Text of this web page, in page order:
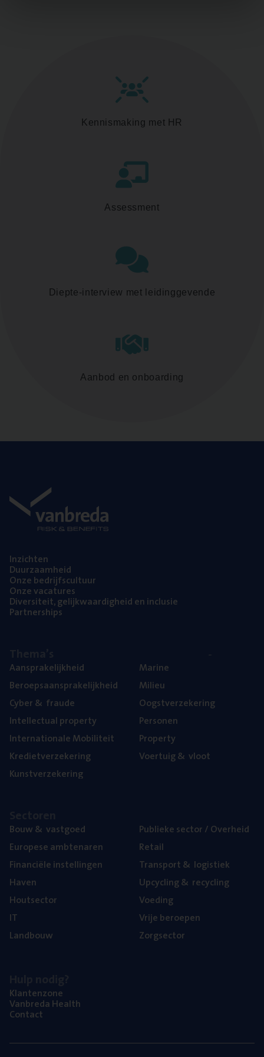
Kennismaking met HR
Assessment
Diepte-interview met leidinggevende
Aanbod en onboarding
Inzich­ten
Duur­zaam­heid
Onze bedrijfs­cul­tuur
Onze vaca­tu­res
Diver­si­teit, gelijk­waar­dig­heid en inclusie
Part­ner­ships
Aan­spra­ke­lijk­heid
Beroeps­aan­spra­ke­lijk­heid
Cyber& fraude
Intel­lec­tu­al property
Inter­na­ti­o­na­le Mobiliteit
Kre­diet­ver­ze­ke­ring
Kunst­ver­ze­ke­ring
Mari­ne
Mili­eu
Oogst­ver­ze­ke­ring
Per­so­nen
Pro­per­ty
Voer­tuig& vloot
Bouw& vastgoed
Euro­pe­se ambtenaren
Finan­ci­ë­le instellingen
Haven
Hout­sec­tor
IT
Land­bouw
Publie­ke sec­tor / Overheid
Retail
Trans­port& logistiek
Upcy­cling& recycling
Voe­ding
Vrije beroe­pen
Zorg­sec­tor
Klan­ten­zo­ne
Van­b­re­da Health
Con­tact